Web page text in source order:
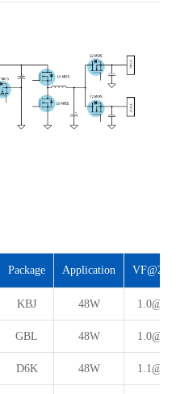
Package Application
KBJ 48W 1.0@4A
GBL 48W 1.0@4A
D6K 48W 1.1@4A